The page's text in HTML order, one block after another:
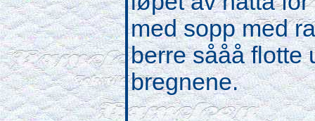
med sopp med
berre sååå flotte
bregnene.